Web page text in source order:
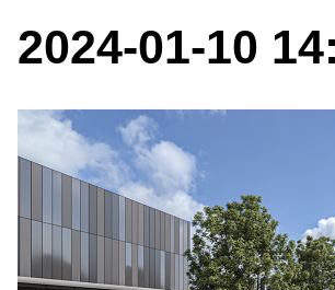
2024-01-10